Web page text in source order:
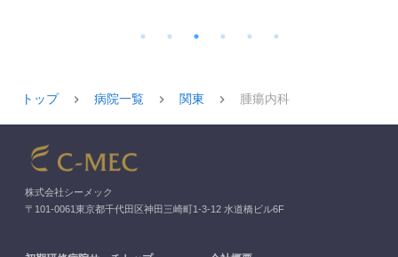
トップ 病院一覧 関東 腫瘍内科
株式会社シーメック
〒101-0061東京都千代田区神田三崎町1-3-12 水道橋ビル6F